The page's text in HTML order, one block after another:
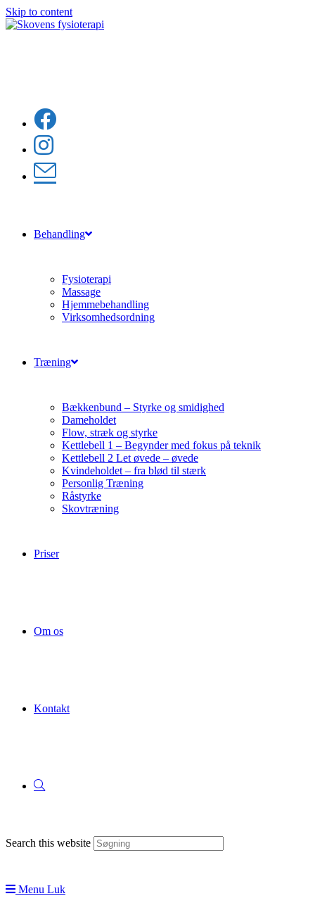
Skip to content
Behandling
Fysioterapi
Massage
Hjemmebehandling
Virksomhedsordning
Træning
Bækkenbund – Styrke og smidighed
Dameholdet
Flow, stræk og styrke
Kettlebell 1 – Begynder med fokus på teknik
Kettlebell 2 Let øvede – øvede
Kvindeholdet – fra blød til stærk
Personlig Træning
Råstyrke
Skovtræning
Priser
Om os
Kontakt
Search this website
Menu Luk